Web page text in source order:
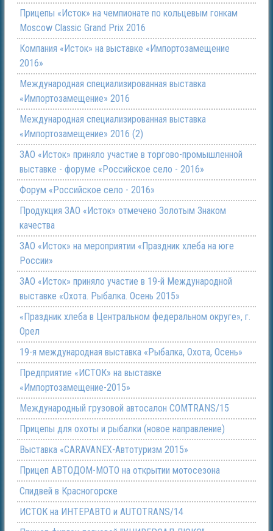
Прицепы «Исток» на чемпионате по кольцевым гонкам
Moscow Classic Grand Prix 2016
Компания «Исток» на выставке «Импортозамещение
2016»
Международная специализированная выставка
«Импортозамещение» 2016
Международная специализированная выставка
«Импортозамещение» 2016 (2)
ЗАО «Исток» приняло участие в торгово-промышленной
выставке - форуме «Российское село - 2016»
Форум «Российское село - 2016»
Продукция ЗАО «Исток» отмечено Золотым Знаком
качества
ЗАО «Исток» на мероприятии «Праздник хлеба на юге
России»
ЗАО «Исток» приняло участие в 19-й Международной
выставке «Охота. Рыбалка. Осень 2015»
«Праздник хлеба в Центральном федеральном округе», г.
Орел
19-я международная выставка «Рыбалка, Охота, Осень»
Предприятие «ИСТОК» на выставке
«Импортозамещение-2015»
Международный грузовой автосалон COMTRANS/15
Прицепы для охоты и рыбалки (новое направление)
Выставка «CARAVANEX-Автотуризм 2015»
Прицеп АВТОДОМ-МОТО на открытии мотосезона
Спидвей в Красногорске
ИСТОК на ИНТЕРАВТО и AUTOTRANS/14